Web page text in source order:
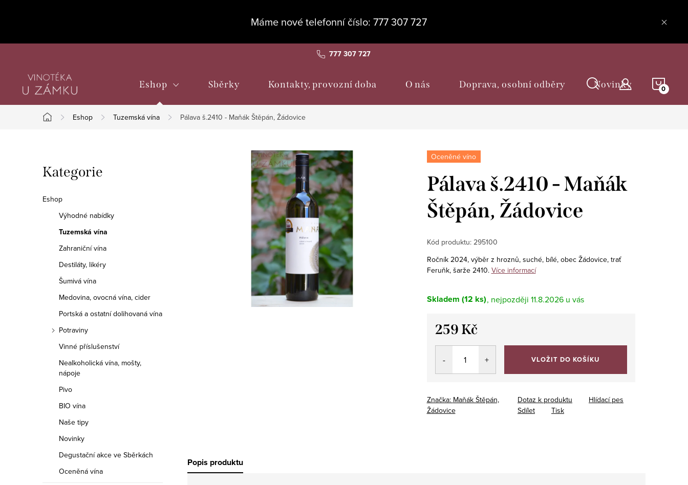
Máme nové telefonní číslo: 777 307 727
777 307 727
Eshop Sběrky Kontakty, provozní doba O nás Doprava, osobní odběry Novinky
Domů
Eshop Tuzemská vína Pálava š.2410 - Maňák Štěpán, Žádovice
o
s
Přeskočit
kategorie
Kategorie
Eshop
Výhodné nabídky
Tuzemská vína
Zahraniční vína
Destiláty, likéry
Šumivá vína
Medovina, ovocná vína, cider
Portská a ostatní dolihovaná vína
Potraviny
Vinné příslušenství
Nealkoholická vína, mošty,
nápoje
Pivo
BIO vína
Naše tipy
Novinky
Degustační akce ve Sběrkách
Oceněná vína
Oceněné víno
Pálava š.2410 - Maňák
Štěpán, Žádovice
Kód produktu: 295100
Ročník 2024, výběr z hroznů, suché, bílé, obec Žádovice, trať
Feruňk, šarže 2410. Více informací
Skladem (12 ks) 11.8.2026
259 Kč
Měrná
VLOŽIT DO KOŠÍKU
Značka: Maňák Štěpán,
Žádovice
Tisk
Dotaz k produktu
Hlídací pes
Sdílet
Popis produktu